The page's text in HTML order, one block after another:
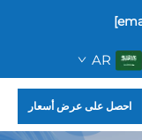
AR
احصل على عرض أسعار